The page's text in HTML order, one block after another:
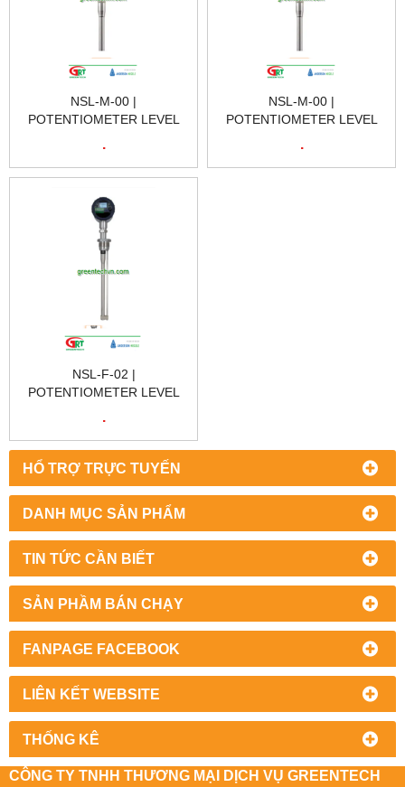
HỔ TRỢ TRỰC TUYẾN
DANH MỤC SẢN PHẨM
TIN TỨC CẦN BIẾT
SẢN PHẦM BÁN CHẠY
FANPAGE FACEBOOK
LIÊN KẾT WEBSITE
THỐNG KÊ
NSL-M-00 |
POTENTIOMETER LEVEL
.
NSL-M-00 |
POTENTIOMETER LEVEL
.
NSL-F-02 |
POTENTIOMETER LEVEL
.
CÔNG TY TNHH THƯƠNG MẠI DỊCH VỤ GREENTECH